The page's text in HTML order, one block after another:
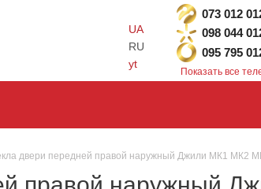
UA
RU
yt
073 012
098 044
095 795
Показать все
двери передней правой наружный Джили МК1 МК2